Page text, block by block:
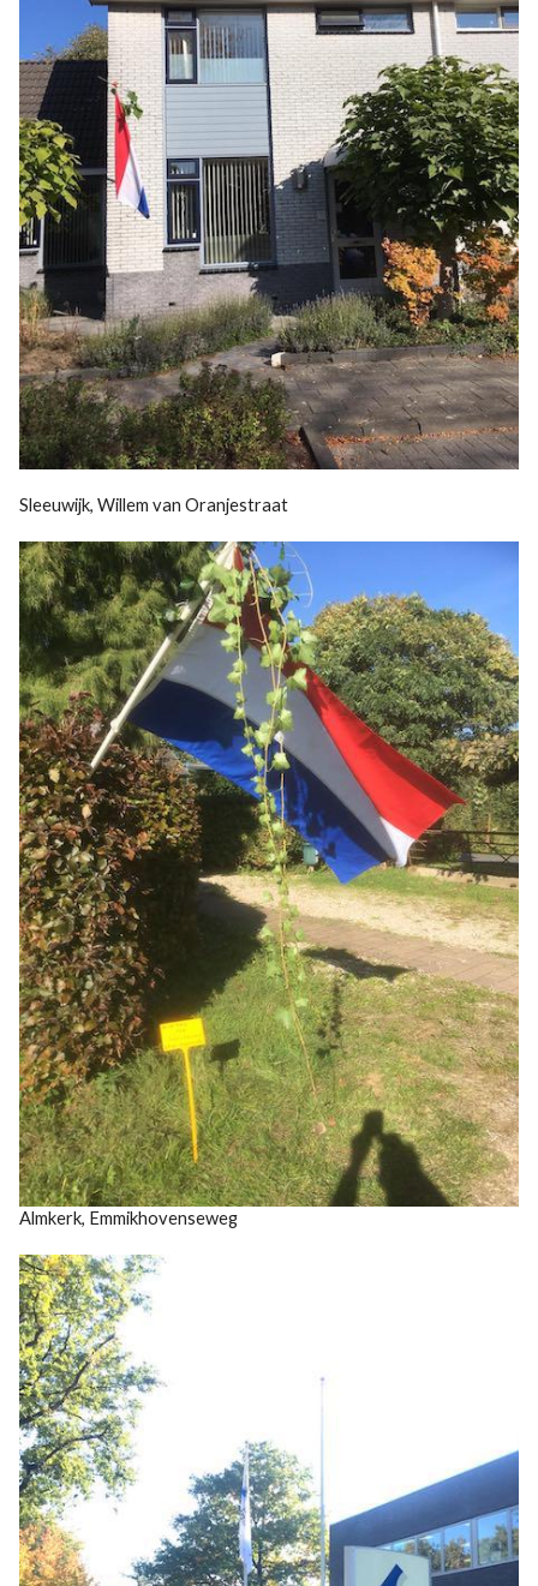
Sleeuwijk, Willem van Oranjestraat
Almkerk, Emmikhovenseweg